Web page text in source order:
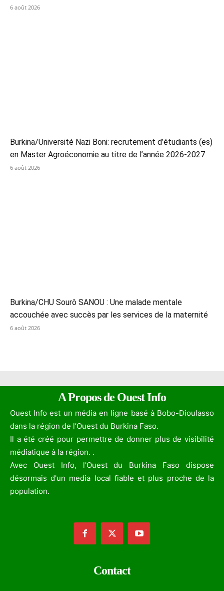
6 août 2026
Burkina/Université Nazi Boni: recrutement d’étudiants (es)
en Master Agroéconomie au titre de l’année 2026-2027
6 août 2026
Burkina/CHU Sourô SANOU : Une malade mentale
accouchée avec succès par les services de la maternité
6 août 2026
A Propos de Ouest Info
Ouest Info est un média en ligne basé à Bobo-Dioulasso
dans la région de l’Ouest du Burkina Faso.
Il a été créé pour permettre de donner plus de visibilité
médiatique à la région. .
Avec Ouest Info, l'Ouest du Burkina Faso dispose
désormais d'un media local fiable et plus proche de la
population.
Contact